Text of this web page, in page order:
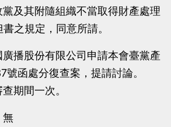
及其附隨組織不當取得財產處理
之規定，同意所請。
播股份有限公司申請本會臺黨產
號函處分復查案，提請討論。
期間一次。
無